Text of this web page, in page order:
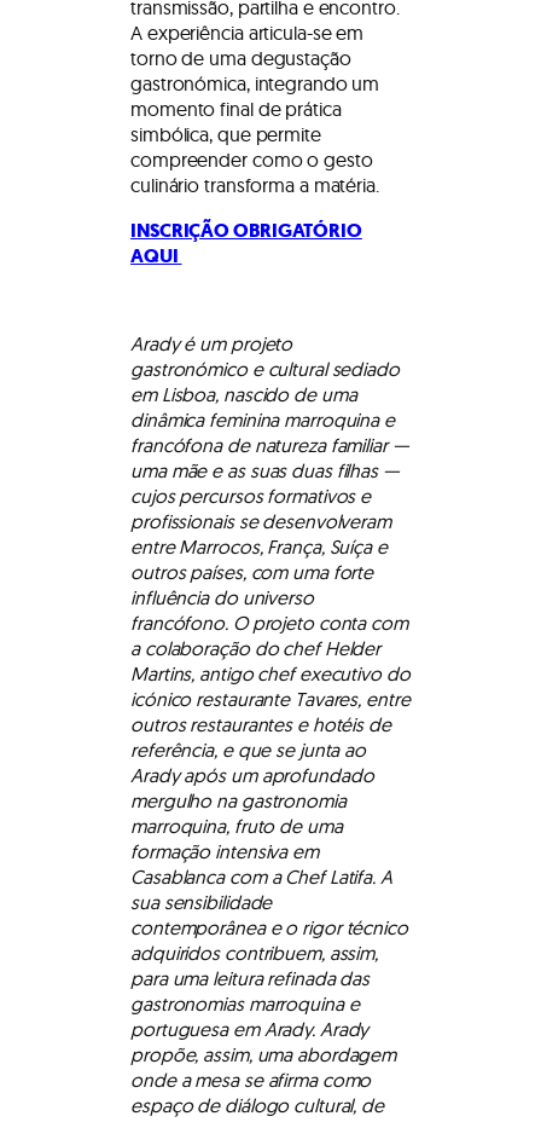
transmissão, partilha e encontro.
A experiência articula-se em
torno de uma degustação
gastronómica, integrando um
momento final de prática
simbólica, que permite
compreender como o gesto
culinário transforma a matéria.
INSCRIÇÃO OBRIGATÓRIO
AQUI
Arady é um projeto
gastronómico e cultural sediado
em Lisboa, nascido de uma
dinâmica feminina marroquina e
francófona de natureza familiar —
uma mãe e as suas duas filhas —
cujos percursos formativos e
profissionais se desenvolveram
entre Marrocos, França, Suíça e
outros países, com uma forte
influência do universo
francófono. O projeto conta com
a colaboração do chef Helder
Martins, antigo chef executivo do
icónico restaurante Tavares, entre
outros restaurantes e hotéis de
referência, e que se junta ao
Arady após um aprofundado
mergulho na gastronomia
marroquina, fruto de uma
formação intensiva em
Casablanca com a Chef Latifa. A
sua sensibilidade
contemporânea e o rigor técnico
adquiridos contribuem, assim,
para uma leitura refinada das
gastronomias marroquina e
portuguesa em Arady. Arady
propõe, assim, uma abordagem
onde a mesa se afirma como
espaço de diálogo cultural, de